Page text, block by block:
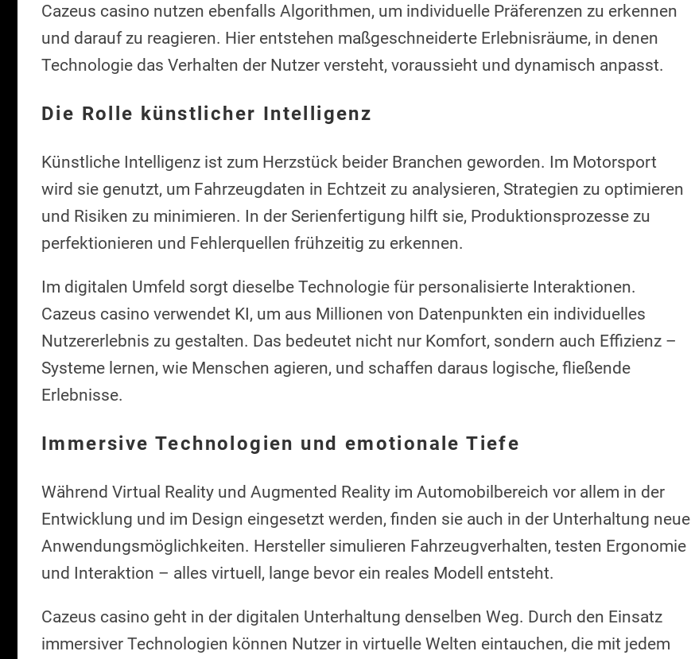
Cazeus casino nutzen ebenfalls Algorithmen, um individuelle Präferenzen zu erkennen
und darauf zu reagieren. Hier entstehen maßgeschneiderte Erlebnisräume, in denen
Technologie das Verhalten der Nutzer versteht, voraussieht und dynamisch anpasst.
Die Rolle künstlicher Intelligenz
Künstliche Intelligenz ist zum Herzstück beider Branchen geworden. Im Motorsport
wird sie genutzt, um Fahrzeugdaten in Echtzeit zu analysieren, Strategien zu optimieren
und Risiken zu minimieren. In der Serienfertigung hilft sie, Produktionsprozesse zu
perfektionieren und Fehlerquellen frühzeitig zu erkennen.
Im digitalen Umfeld sorgt dieselbe Technologie für personalisierte Interaktionen.
Cazeus casino verwendet KI, um aus Millionen von Datenpunkten ein individuelles
Nutzererlebnis zu gestalten. Das bedeutet nicht nur Komfort, sondern auch Effizienz –
Systeme lernen, wie Menschen agieren, und schaffen daraus logische, fließende
Erlebnisse.
Immersive Technologien und emotionale Tiefe
Während Virtual Reality und Augmented Reality im Automobilbereich vor allem in der
Entwicklung und im Design eingesetzt werden, finden sie auch in der Unterhaltung neue
Anwendungsmöglichkeiten. Hersteller simulieren Fahrzeugverhalten, testen Ergonomie
und Interaktion – alles virtuell, lange bevor ein reales Modell entsteht.
Cazeus casino geht in der digitalen Unterhaltung denselben Weg. Durch den Einsatz
immersiver Technologien können Nutzer in virtuelle Welten eintauchen, die mit jedem